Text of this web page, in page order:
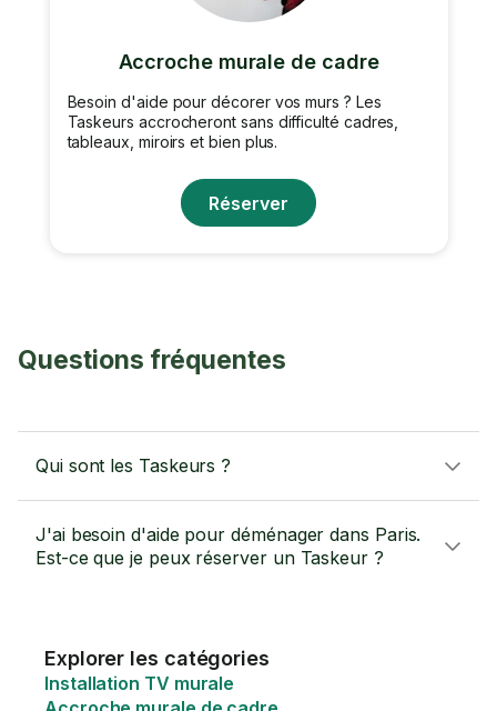
Accroche murale de cadre
Besoin d'aide pour décorer vos murs ? Les
Taskeurs accrocheront sans difficulté cadres,
tableaux, miroirs et bien plus.
Réserver
Questions fréquentes
Qui sont les Taskeurs ?
J'ai besoin d'aide pour déménager dans Paris.
Est-ce que je peux réserver un Taskeur ?
Explorer les catégories
Installation TV murale